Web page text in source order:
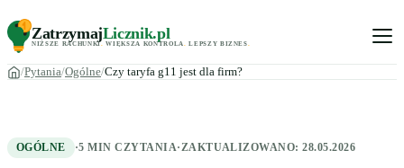
ZatrzymajLicznik.pl
NIŻSZE RACHUNKI. WIĘKSZA KONTROLA LEPSZY BIZNES
Pytania Ogólne Czy taryfa g11 jest dla firm?
OGÓLNE ·5 MIN CZYTANIA·ZAKTUALIZOWANO:28.05.2026